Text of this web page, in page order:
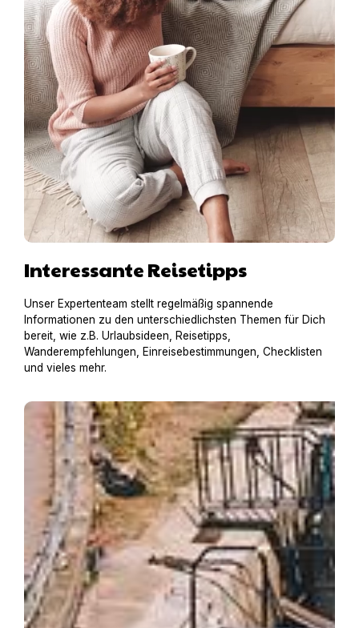
Interessante Reisetipps
Unser Expertenteam stellt regelmäßig spannende
Informationen zu den unterschiedlichsten Themen für Dich
bereit, wie z.B. Urlaubsideen, Reisetipps,
Wanderempfehlungen, Einreisebestimmungen, Checklisten
und vieles mehr.
Hausboot mit Hund